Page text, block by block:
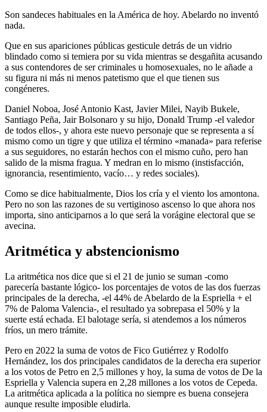
Son sandeces habituales en la América de hoy. Abelardo no inventó
nada.
Que en sus apariciones públicas gesticule detrás de un vidrio
blindado como si temiera por su vida mientras se desgañita acusando
a sus contendores de ser criminales u homosexuales, no le añade a
su figura ni más ni menos patetismo que el que tienen sus
congéneres.
Daniel Noboa, José Antonio Kast, Javier Milei, Nayib Bukele,
Santiago Peña, Jair Bolsonaro y su hijo, Donald Trump -el valedor
de todos ellos-, y ahora este nuevo personaje que se representa a sí
mismo como un tigre y que utiliza el término «manada» para referise
a sus seguidores, no estarán hechos con el mismo cuño, pero han
salido de la misma fragua. Y medran en lo mismo (instisfacción,
ignorancia, resentimiento, vacío… y redes sociales).
Como se dice habitualmente, Dios los cría y el viento los amontona.
Pero no son las razones de su vertiginoso ascenso lo que ahora nos
importa, sino anticiparnos a lo que será la vorágine electoral que se
avecina.
Aritmética y abstencionismo
La aritmética nos dice que si el 21 de junio se suman -como
parecería bastante lógico- los porcentajes de votos de las dos fuerzas
principales de la derecha, -el 44% de Abelardo de la Espriella + el
7% de Paloma Valencia-, el resultado ya sobrepasa el 50% y la
suerte está echada. El balotage sería, si atendemos a los números
fríos, un mero trámite.
Pero en 2022 la suma de votos de Fico Gutiérrez y Rodolfo
Hernández, los dos principales candidatos de la derecha era superior
a los votos de Petro en 2,5 millones y hoy, la suma de votos de De la
Espriella y Valencia supera en 2,28 millones a los votos de Cepeda.
La aritmética aplicada a la política no siempre es buena consejera
aunque resulte imposible eludirla.